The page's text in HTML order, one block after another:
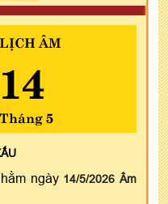
LỊCH ÂM
14
Tháng 5
ngày 14/5/2026 Âm